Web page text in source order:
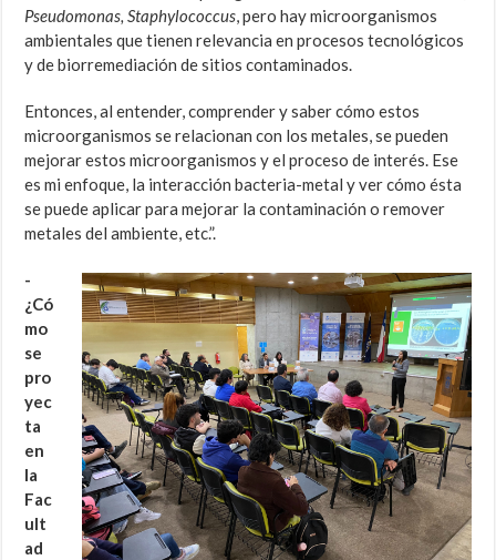
Pseudomonas, Staphylococcus, pero hay microorganismos
ambientales que tienen relevancia en procesos tecnológicos
y de biorremediación de sitios contaminados.
Entonces, al entender, comprender y saber cómo estos
microorganismos se relacionan con los metales, se pueden
mejorar estos microorganismos y el proceso de interés. Ese
es mi enfoque, la interacción bacteria-metal y ver cómo ésta
se puede aplicar para mejorar la contaminación o remover
metales del ambiente, etc.”.
-
¿Có
mo
se
pro
yec
ta
en
la
Fac
ult
ad